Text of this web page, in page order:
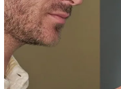
отличается более тихой
минут автономной работы.